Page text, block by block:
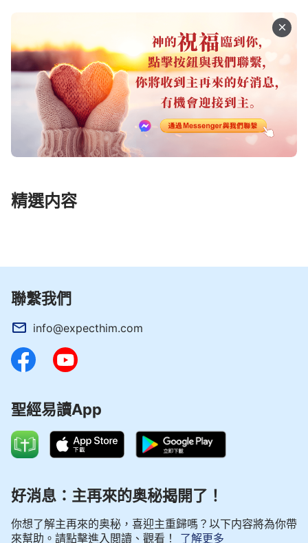
精選内容
聯繫我們
info@expecthim.com
聖經易讀App
好消息：主再來的奥秘揭開了！
你想了解主再來的奥秘，喜迎主重歸嗎？以下内容將為你帶
來幫助。請點擊進入閲讀、觀看！
了解更多